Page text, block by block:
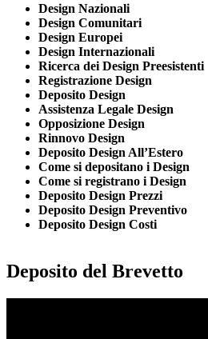
Design Nazionali
Design Comunitari
Design Europei
Design Internazionali
Ricerca dei Design Preesistenti
Registrazione Design
Deposito Design
Assistenza Legale Design
Opposizione Design
Rinnovo Design
Deposito Design All’Estero
Come si depositano i Design
Come si registrano i Design
Deposito Design Prezzi
Deposito Design Preventivo
Deposito Design Costi
Deposito del Brevetto